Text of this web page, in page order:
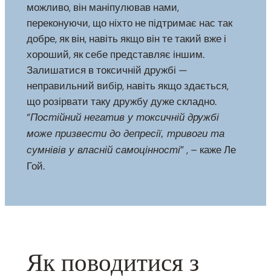
можливо, він маніпулював нами,
переконуючи, що ніхто не підтримає нас так
добре, як він, навіть якщо він те такий вже і
хороший, як себе представляє іншим.
Залишатися в токсичній дружбі —
неправильний вибір, навіть якщо здається,
що розірвати таку дружбу дуже складно.
“Постійний негатив у токсичній дружбі
може призвести до депресії, тривоги та
сумнівів у власній самоцінності” , – каже Ле
Гой.
Як поводитися з